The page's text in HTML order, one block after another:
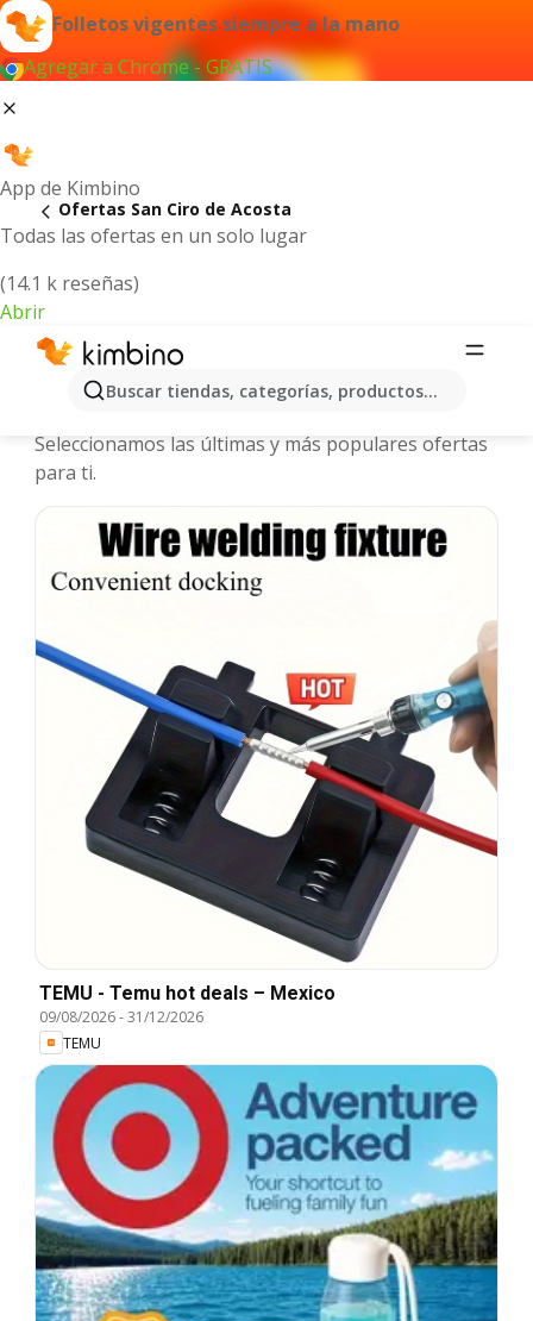
Folletos vigentes siempre a la mano
Agregar a Chrome - GRATIS
App de Kimbino
Todas las ofertas en un solo lugar
(14.1 k reseñas)
Abrir
Buscar tiendas, categorías, productos...
Ofertas San Ciro de Acosta
San Ciro de Acosta - Folletos y
Seleccionamos las últimas y más populares ofertas
para ti.
TEMU - Temu hot deals – Mexico
09/08/2026-31/12/2026
TEMU